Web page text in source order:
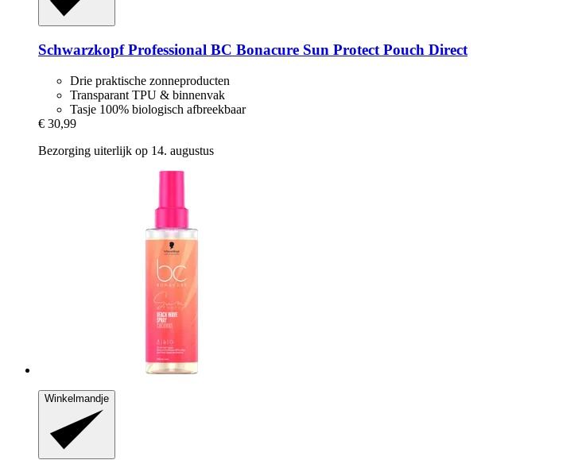
Schwarzkopf Professional BC Bonacure Sun Protect Pouch Direct
Drie praktische zonneproducten
Transparant TPU & binnenvak
Tasje 100% biologisch afbreekbaar
€ 30,99
Bezorging uiterlijk op 14. augustus
Winkelmandje